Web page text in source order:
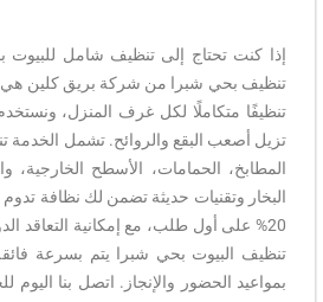
إذا كنت تحتاج إلى تنظيف شامل
تنظيف بحي شبرا من شركة بريق كلين هي
تنظيفًا متكاملًا لكل غرف المنزل،
تزيل أصعب البقع والروائح. تشمل الخدمة
المطابخ، الحمامات، الأسطح الخارجية،
البخار وتقنيات حديثة تضمن لك نظافة
20% على أول طلب، مع إمكانية التعاقد
تنظيف البيوت بحي شبرا يتم بسرعة فائقة
بمواعيد الحضور والإنجاز. اتصل بنا